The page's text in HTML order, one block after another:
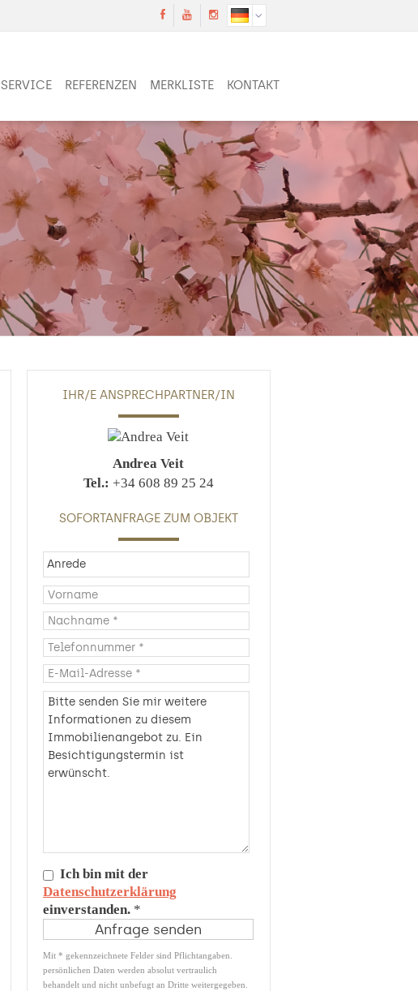
SERVICE REFERENZEN MERKLISTE KONTAKT
IHR/E ANSPRECHPARTNER/IN
Andrea Veit
Tel.: +34 608 89 25 24
SOFORTANFRAGE ZUM OBJEKT
Ich bin mit der
Datenschutzerklärung
einverstanden. *
Mit * gekennzeichnete Felder sind Pflichtangaben.
persönlichen Daten werden absolut vertraulich
behandelt und nicht unbefugt an Dritte weitergegeben.